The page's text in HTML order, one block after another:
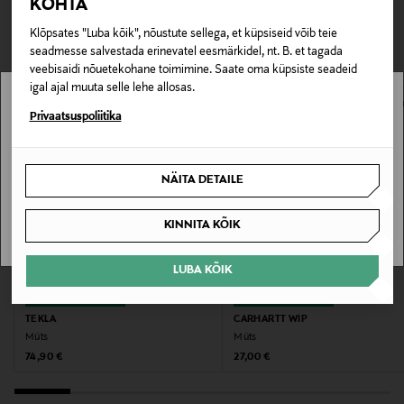
KOHTA
Klõpsates "Luba kõik", nõustute sellega, et küpsiseid võib teie
seadmesse salvestada erinevatel eesmärkidel, nt. B. et tagada
veebisaidi nõuetekohane toimimine. Saate oma küpsiste seadeid
igal ajal muuta selle lehe allosas.
Privaatsuspoliitika
NÄITA DETAILE
KINNITA KÕIK
LUBA KÕIK
Tootenumber
177814233
Materjal
100% puuvill
Suurus
One size
Tarnimine pakiautomaati või postkontorisse
0,00 € – 4,90 €
TEISED KLIENDID
VAATASID KA
TEKLA
Müts
Original Price
74,90 €
CARHARTT WIP
Müts
Original Price
27,00 €
Stockmann pole Sinu riigis saadaval.
SAAN ARU